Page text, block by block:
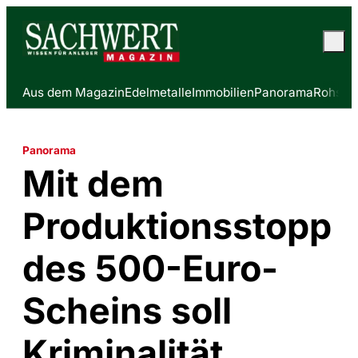
Aus dem MagazinEdelmetalleImmobilienPanorama
Panorama
Mit dem
Produktionsstopp
des 500-Euro-
Scheins soll